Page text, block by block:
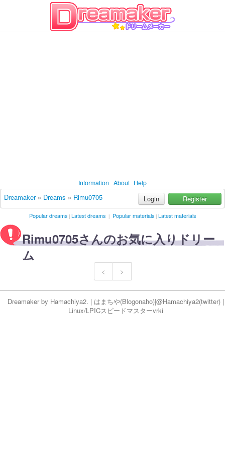
Information About Help
Dreamaker» Dreams » Rimu0705 Login Register
Popular dreams | Latest dreams | Popular materials | Latest materials
Rimu0705さんのお気に入りドリー
ム
< >
Dreamaker by Hamachiya2. | はまちや(Blogonaho)|@Hamachiya2(twitter) |
Linux/LPICスピードマスターvrki